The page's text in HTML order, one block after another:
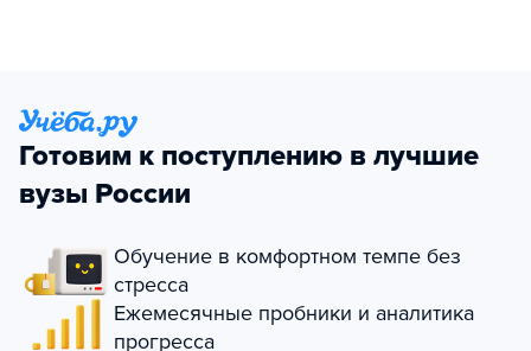
Готовим к поступлению в лучшие
вузы России
Обучение в комфортном темпе без
стресса
Ежемесячные пробники и аналитика
прогресса